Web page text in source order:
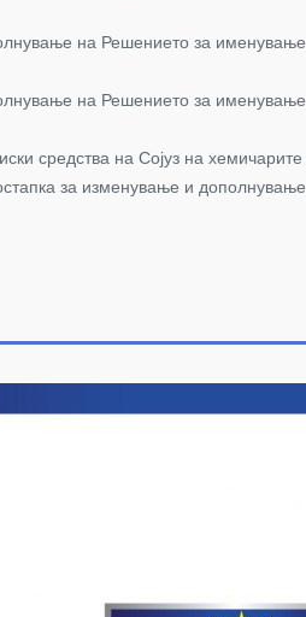
на Решението за
на Решението за
средства на Сојуз на
за изменување и